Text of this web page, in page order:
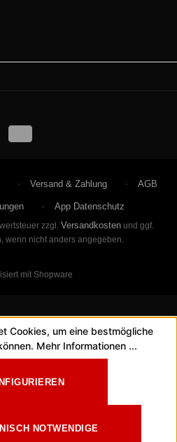
Versand & Zahlung AGB
App Datenschutz
zzgl. Versandkostenund ggf.
wenn nicht anders angegeben.
mit Shopware
Cookies, um eine bestmögliche
Mehr Informationen ...
NOTWENDIGE